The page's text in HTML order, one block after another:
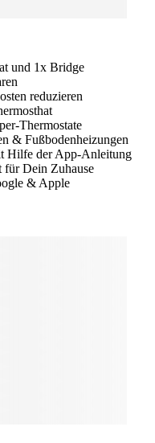
und 1x Bridge
reduzieren
Thermostate
& Fußbodenheizungen
Hilfe der App-Anleitung
für Dein Zuhause
& Apple